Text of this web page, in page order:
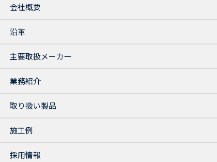
会社概要
沿革
主要取扱メーカー
業務紹介
取り扱い製品
施工例
採用情報